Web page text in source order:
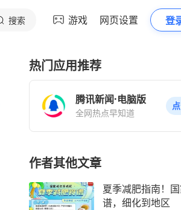
搜索 游戏 网页设置 登
热门应用推荐
腾讯新闻·电脑版
全网热点早知道
作者其他文章
夏季减肥指南！
谱，细化到地区